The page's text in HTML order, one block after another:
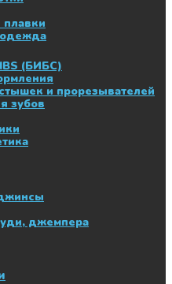
плавки
одежда
(БИБС)
и прорезывателей
зубов
джемпера